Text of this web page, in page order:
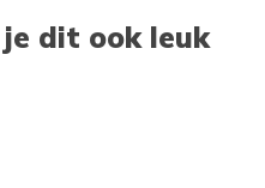
dit ook leuk